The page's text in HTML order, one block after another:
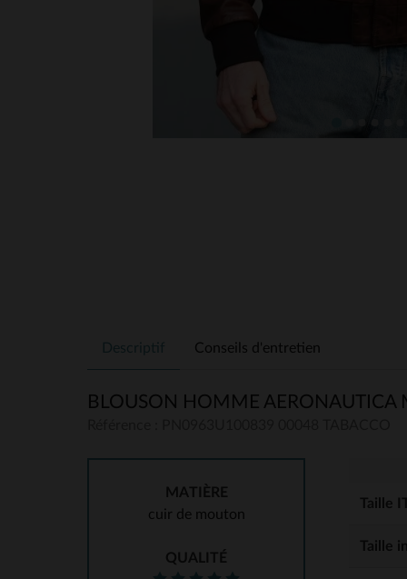
Descriptif Conseils d'entretien
BLOUSON HOMME
MATIÈRE
cuir de mouton
QUALITÉ
Taille
Taille